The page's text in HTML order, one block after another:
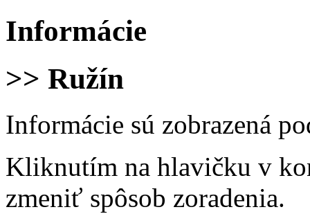
Informácie
>> Ružín
Informácie sú zobrazená
Kliknutím na hlavičku v
zmeniť spôsob zoradenia.